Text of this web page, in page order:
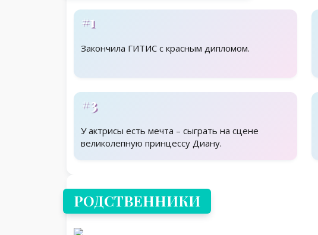
#1
Закончила ГИТИС с красным дипломом.
#3
У актрисы есть мечта – сыграть на сцене
великолепную принцессу Диану.
Родственники
РОДСТВЕННИКИ